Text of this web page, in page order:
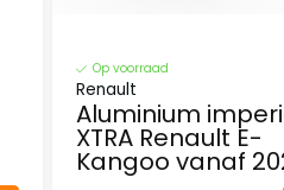
Op voorraad
Renault
Aluminium
XTRA Renault E-
Kangoo vanaf